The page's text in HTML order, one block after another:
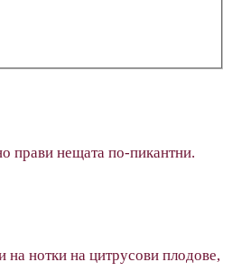
прави нещата по-пикантни.
нотки на цитрусови плодове,